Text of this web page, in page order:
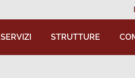
SERVIZI STRUTTURE